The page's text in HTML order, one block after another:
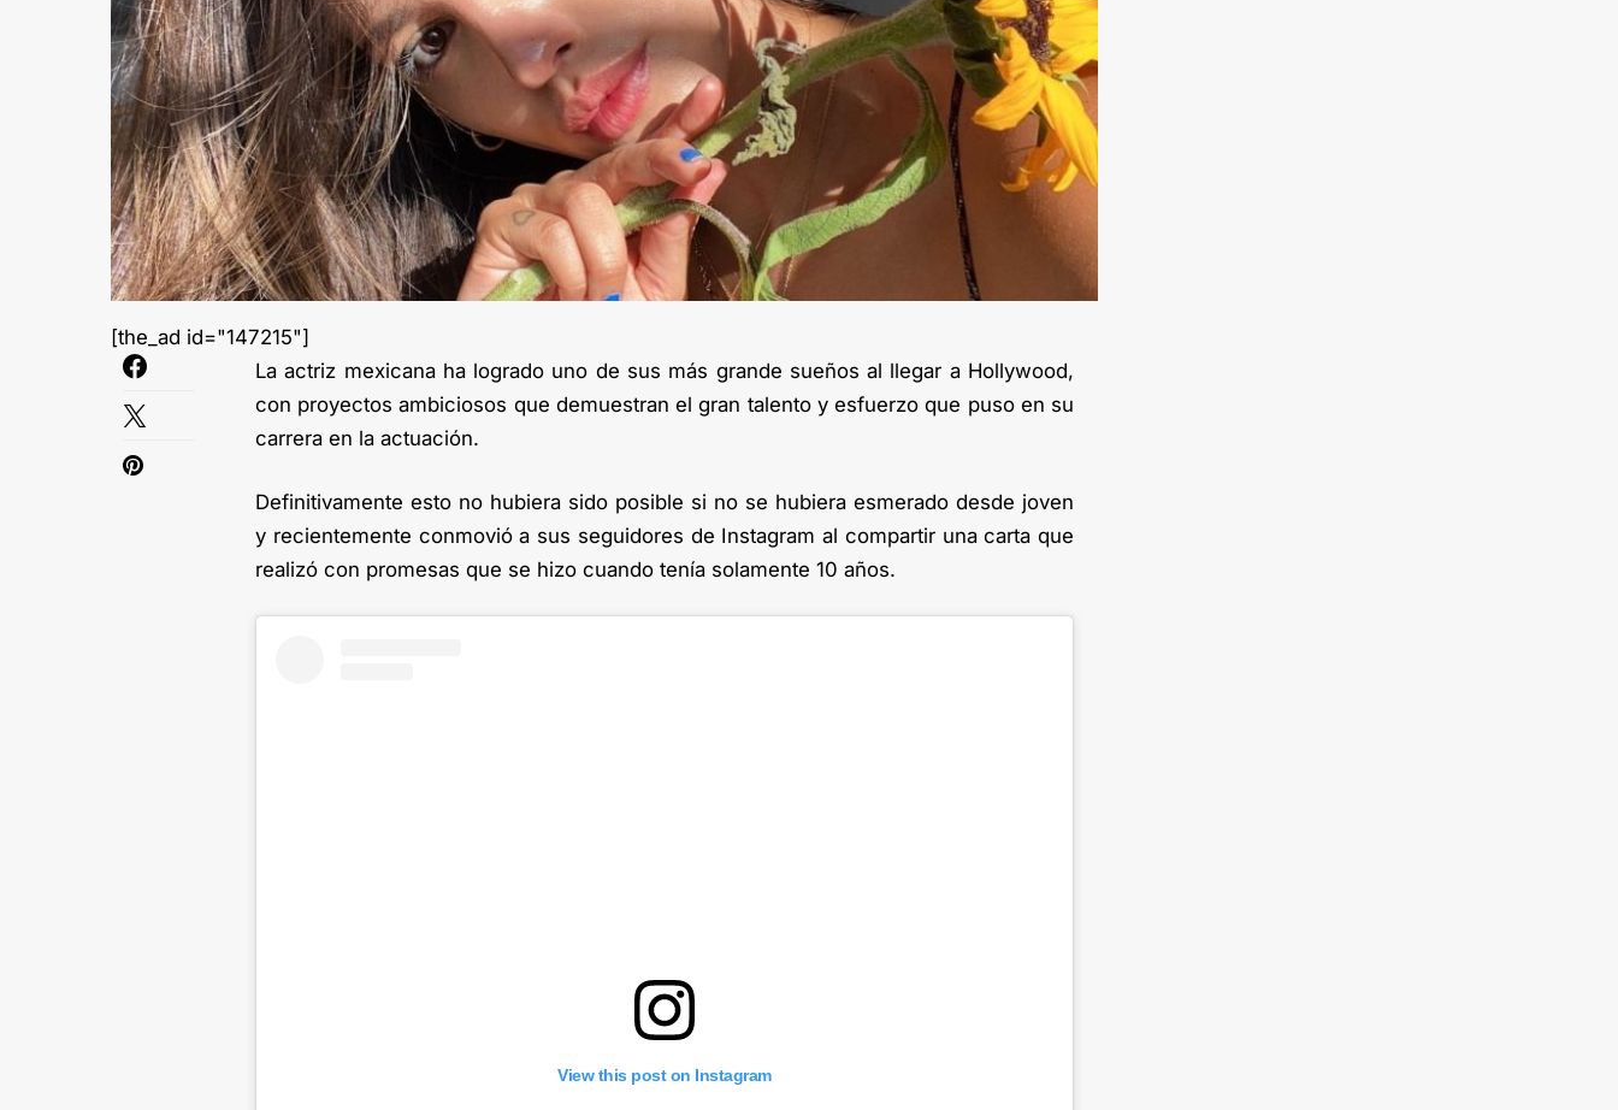
[the_ad id="147215"]
La actriz mexicana ha logrado uno de sus más grande sueños al llegar a Hollywood,
con proyectos ambiciosos que demuestran el gran talento y esfuerzo que puso en su
carrera en la actuación.
Definitivamente esto no hubiera sido posible si no se hubiera esmerado desde joven
y recientemente conmovió a sus seguidores de Instagram al compartir una carta que
realizó con promesas que se hizo cuando tenía solamente 10 años.
View this post on Instagram